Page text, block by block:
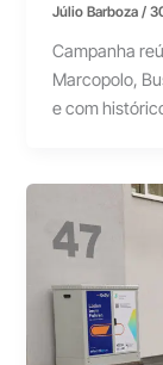
Júlio Barboza/
Campanha
Marcopolo,
e com